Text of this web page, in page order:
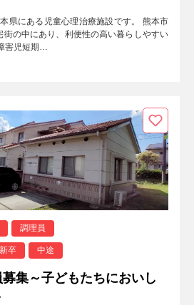
県にある児童心理治療施設です。 熊本市
街の中にあり、利便性の高い暮らしやすい
害児短期…
調理員
新卒 中途
集～子どもたちにおいし